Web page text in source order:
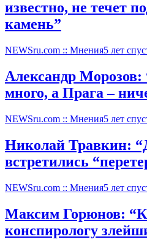
известно, не течет
камень”
NEWSru.com :: Мнения5 лет
Александр
много, а Прага –
NEWSru.com :: Мнения5 лет
Николай Травкин:
встретились
NEWSru.com :: Мнения5 лет
Максим Горюнов:
конспирологу